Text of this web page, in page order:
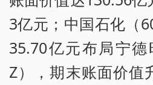
3亿元；中国石化（
35.70亿元布局宁德
Z），期末账面价值